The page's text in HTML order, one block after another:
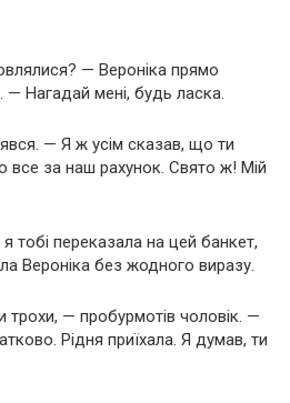
— Вероніка прямо
— Нагадай мені, будь ласка.
— Я ж усім сказав, що ти
все за наш рахунок. Свято ж! Мій
тобі переказала на цей банкет,
Вероніка без жодного виразу.
трохи, — пробурмотів чоловік. —
Рідня приїхала. Я думав, ти